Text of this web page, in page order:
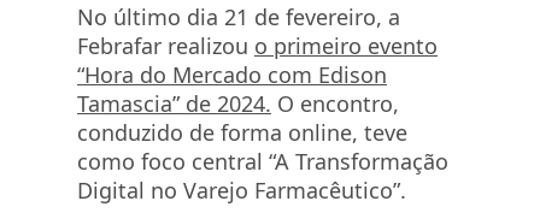
No último dia 21 de fevereiro, a
Febrafar realizou o primeiro evento
“Hora do Mercado com Edison
Tamascia” de 2024. O encontro,
conduzido de forma online, teve
como foco central “A Transformação
Digital no Varejo Farmacêutico”.